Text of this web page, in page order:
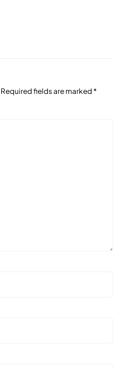
Required fields are marked *